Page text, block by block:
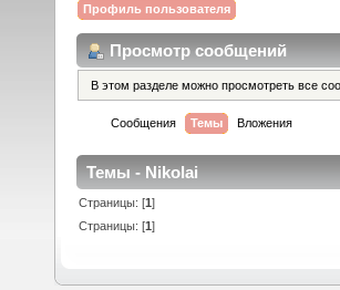
Профиль пользователя
Просмотр сообщений
В этом разделе можно просмотреть все
Сообщения Темы Вложения
Темы - Nikolai
Страницы: [1]
Страницы: [1]